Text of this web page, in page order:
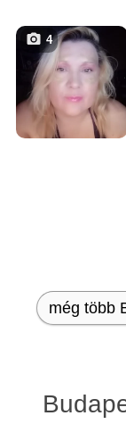
4
még több